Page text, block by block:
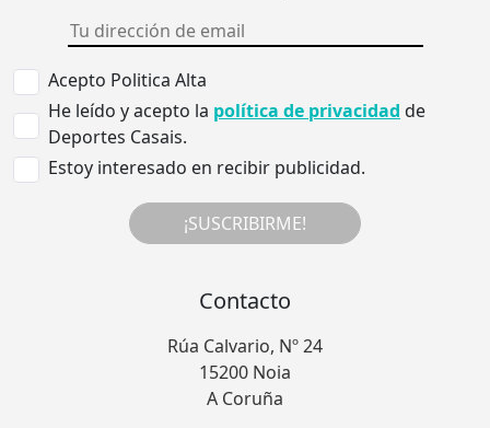
Acepto Politica Alta
He leído y acepto la política de privacidad de
Deportes Casais.
Estoy interesado en recibir publicidad.
¡SUSCRIBIRME!
Contacto
Rúa Calvario, Nº 24
15200 Noia
A Coruña